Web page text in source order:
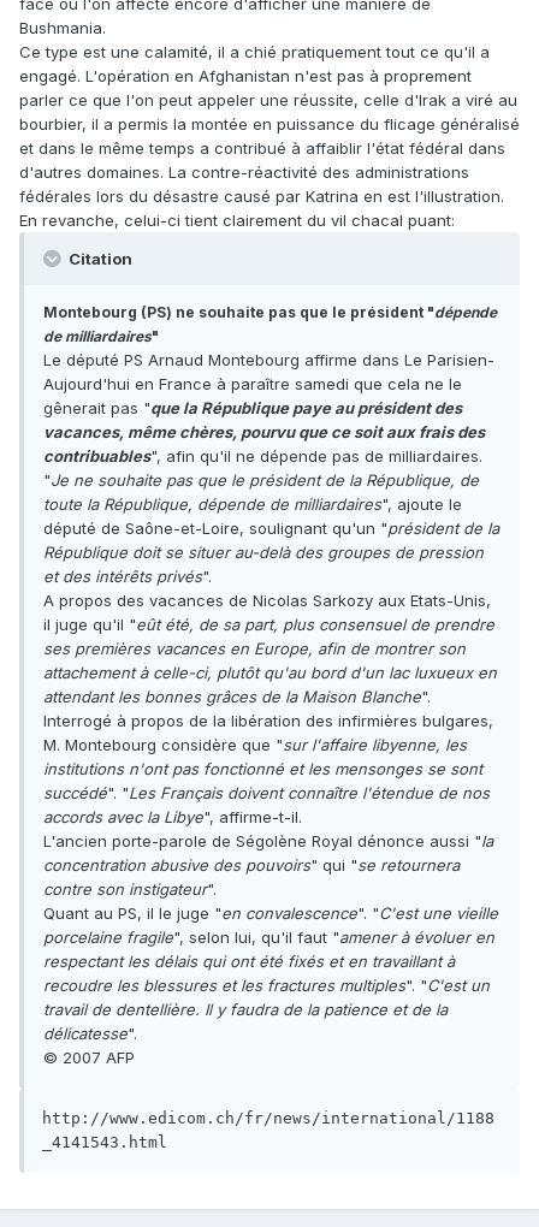
face où l'on affecte encore d'afficher une manière de
Bushmania.
Ce type est une calamité, il a chié pratiquement tout ce qu'il a
engagé. L'opération en Afghanistan n'est pas à proprement
parler ce que l'on peut appeler une réussite, celle d'Irak a viré au
bourbier, il a permis la montée en puissance du flicage généralisé
et dans le même temps a contribué à affaiblir l'état fédéral dans
d'autres domaines. La contre-réactivité des administrations
fédérales lors du désastre causé par Katrina en est l'illustration.
En revanche, celui-ci tient clairement du vil chacal puant:
Citation
Montebourg (PS) ne souhaite pas que le président "dépende
de milliardaires"
Le député PS Arnaud Montebourg affirme dans Le Parisien-
Aujourd'hui en France à paraître samedi que cela ne le
gênerait pas "que la République paye au président des
vacances, même chères, pourvu que ce soit aux frais des
contribuables", afin qu'il ne dépende pas de milliardaires.
"Je ne souhaite pas que le président de la République, de
toute la République, dépende de milliardaires", ajoute le
député de Saône-et-Loire, soulignant qu'un "président de la
République doit se situer au-delà des groupes de pression
et des intérêts privés".
A propos des vacances de Nicolas Sarkozy aux Etats-Unis,
il juge qu'il "eût été, de sa part, plus consensuel de prendre
ses premières vacances en Europe, afin de montrer son
attachement à celle-ci, plutôt qu'au bord d'un lac luxueux en
attendant les bonnes grâces de la Maison Blanche".
Interrogé à propos de la libération des infirmières bulgares,
M. Montebourg considère que "sur l'affaire libyenne, les
institutions n'ont pas fonctionné et les mensonges se sont
succédé". "Les Français doivent connaître l'étendue de nos
accords avec la Libye", affirme-t-il.
L'ancien porte-parole de Ségolène Royal dénonce aussi "la
concentration abusive des pouvoirs" qui "se retournera
contre son instigateur".
Quant au PS, il le juge "en convalescence". "C'est une vieille
porcelaine fragile", selon lui, qu'il faut "amener à évoluer en
respectant les délais qui ont été fixés et en travaillant à
recoudre les blessures et les fractures multiples". "C'est un
travail de dentellière. Il y faudra de la patience et de la
délicatesse".
© 2007 AFP
http://www.edicom.ch/fr/news/international/1188
_4141543.html